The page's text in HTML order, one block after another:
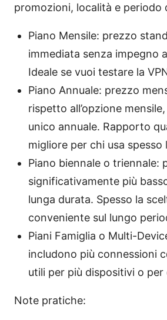
promozioni, località e periodo
Piano Mensile: prezzo
immediata senza impegno
Ideale se vuoi testare la
Piano Annuale: prezzo
rispetto all’opzione
unico annuale. Rapporto
migliore per chi usa spesso
Piano biennale o triennale:
significativamente più
lunga durata. Spesso la
conveniente sul lungo
Piani Famiglia o Multi-
includono più connessioni
utili per più dispositivi o per
Note pratiche: